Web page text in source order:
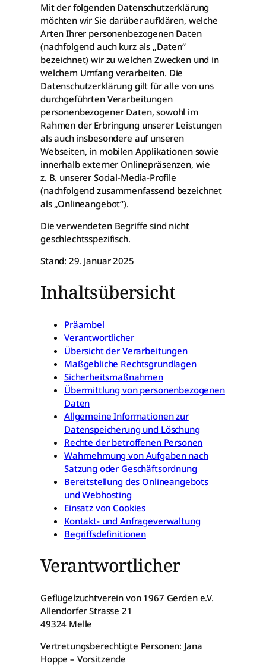
Mit der folgenden Datenschutzerklärung
möchten wir Sie darüber aufklären, welche
Arten Ihrer personenbezogenen Daten
(nachfolgend auch kurz als „Daten“
bezeichnet) wir zu welchen Zwecken und in
welchem Umfang verarbeiten. Die
Datenschutzerklärung gilt für alle von uns
durchgeführten Verarbeitungen
personenbezogener Daten, sowohl im
Rahmen der Erbringung unserer Leistungen
als auch insbesondere auf unseren
Webseiten, in mobilen Applikationen sowie
innerhalb externer Onlinepräsenzen, wie
z. B. unserer Social-Media-Profile
(nachfolgend zusammenfassend bezeichnet
als „Onlineangebot“).
Die verwendeten Begriffe sind nicht
geschlechtsspezifisch.
Stand: 29. Januar 2025
Inhaltsübersicht
Präambel
Verantwortlicher
Übersicht der Verarbeitungen
Maßgebliche Rechtsgrundlagen
Sicherheitsmaßnahmen
Übermittlung von personenbezogenen
Daten
Allgemeine Informationen zur
Datenspeicherung und Löschung
Rechte der betroffenen Personen
Wahrnehmung von Aufgaben nach
Satzung oder Geschäftsordnung
Bereitstellung des Onlineangebots
und Webhosting
Einsatz von Cookies
Kontakt- und Anfrageverwaltung
Begriffsdefinitionen
Verantwortlicher
Geflügelzuchtverein von 1967 Gerden e.V.
Allendorfer Strasse 21
49324 Melle
Vertretungsberechtigte Personen: Jana
Hoppe – Vorsitzende